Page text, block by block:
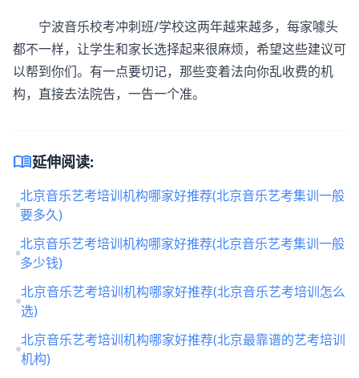
宁波音乐校考冲刺班/学校这两年越来越多，每家噱头
都不一样，让学生和家长选择起来很麻烦，希望这些建议可
以帮到你们。有一点要切记，那些变着法向你乱收费的机
构，直接去法院告，一告一个准。
menu_book延伸阅读:
北京音乐艺考培训机构哪家好推荐(北京音乐艺考集训一般
要多久)
北京音乐艺考培训机构哪家好推荐(北京音乐艺考集训一般
多少钱)
北京音乐艺考培训机构哪家好推荐(北京音乐艺考培训怎么
选)
北京音乐艺考培训机构哪家好推荐(北京最靠谱的艺考培训
机构)